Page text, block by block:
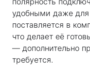
удобными даже для
поставляется в
что делает её
— дополнительно
требуется.